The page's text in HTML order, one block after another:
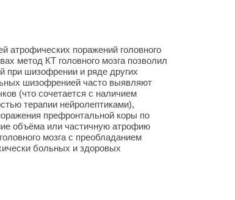
атрофических поражений головного
метод КТ головного мозга позволил
при шизофрении и ряде других
шизофренией часто выявляют
(что сочетается с наличием
терапии нейролептиками),
префронтальной коры по
объёма или частичную атрофию
мозга с преобладанием
больных и здоровых